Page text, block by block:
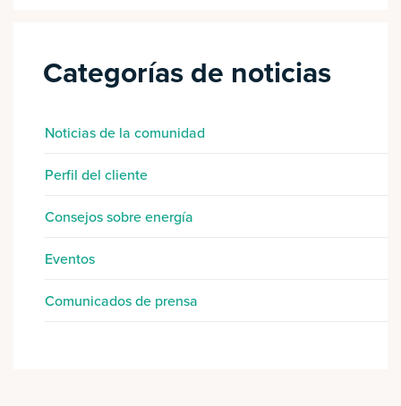
Categorías de noticias
Noticias de la comunidad
Perfil del cliente
Consejos sobre energía
Eventos
Comunicados de prensa